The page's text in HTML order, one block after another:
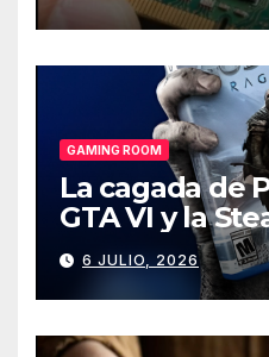
GAMING ROOM
La cagada de
GTA VI y la
Gaming Room
6 JULIO, 2026